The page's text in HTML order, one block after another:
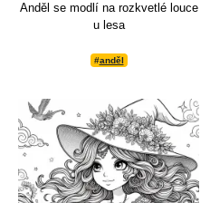
Anděl se modlí na rozkvetlé louce
u lesa
#anděl